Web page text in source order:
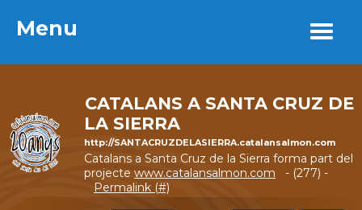
Menu
CATALANS A SANTA CRUZ DE
LA SIERRA
http://SANTACRUZDELASIERRA.catalansalmon.com
Catalans a Santa Cruz de la Sierra forma part del
projecte www.catalansalmon.com - (277) -
Permalink (#)
Menu